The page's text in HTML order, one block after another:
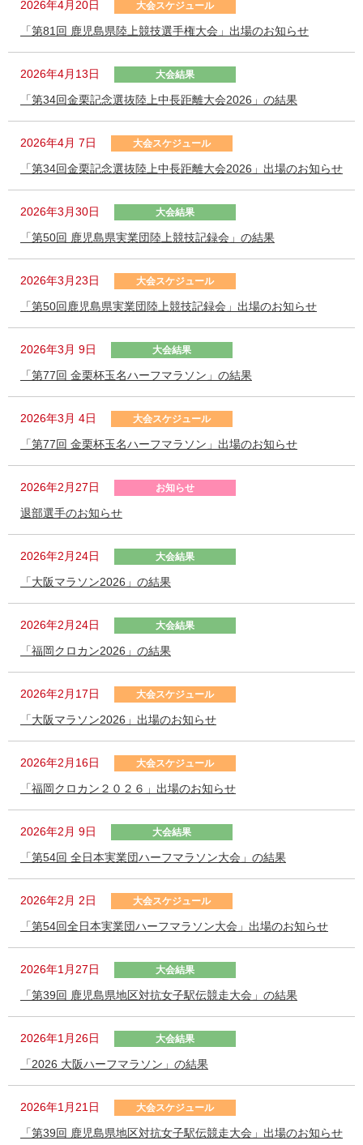
2026年4月20日 大会スケジュール
「第81回 鹿児島県陸上競技選手権大会」出場のお知らせ
2026年4月13日 大会結果
「第34回金栗記念選抜陸上中長距離大会2026」の結果
2026年4月 7日 大会スケジュール
「第34回金栗記念選抜陸上中長距離大会2026」出場のお知らせ
2026年3月30日 大会結果
「第50回 鹿児島県実業団陸上競技記録会」の結果
2026年3月23日 大会スケジュール
「第50回鹿児島県実業団陸上競技記録会」出場のお知らせ
2026年3月 9日 大会結果
「第77回 金栗杯玉名ハーフマラソン」の結果
2026年3月 4日 大会スケジュール
「第77回 金栗杯玉名ハーフマラソン」出場のお知らせ
2026年2月27日 お知らせ
退部選手のお知らせ
2026年2月24日 大会結果
「大阪マラソン2026」の結果
2026年2月24日 大会結果
「福岡クロカン2026」の結果
2026年2月17日 大会スケジュール
「大阪マラソン2026」出場のお知らせ
2026年2月16日 大会スケジュール
「福岡クロカン２０２６」出場のお知らせ
2026年2月 9日 大会結果
「第54回 全日本実業団ハーフマラソン大会」の結果
2026年2月 2日 大会スケジュール
「第54回全日本実業団ハーフマラソン大会」出場のお知らせ
2026年1月27日 大会結果
「第39回 鹿児島県地区対抗女子駅伝競走大会」の結果
2026年1月26日 大会結果
「2026 大阪ハーフマラソン」の結果
2026年1月21日 大会スケジュール
「第39回 鹿児島県地区対抗女子駅伝競走大会」出場のお知らせ